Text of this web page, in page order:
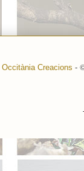
Occitània Creacions -